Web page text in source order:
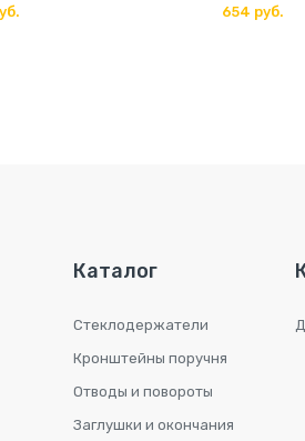
654 руб.
Каталог
Стеклодержатели
Кронштейны поручня
Отводы и повороты
Заглушки и окончания